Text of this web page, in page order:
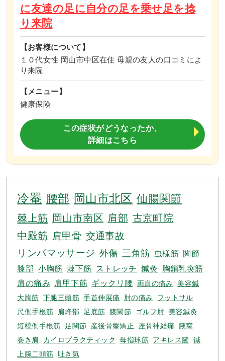
に友達の足に自分の足を乗せ足を捻
り来院
【お客様について】
１０代女性 岡山市中区在住 母親の友人の口コミによ
り来院
【メニュー】
健康保険
この症状がどうなったか、
詳細はこちら
冷罨 腰部 岡山市北区 仙腸関節
棘上筋 岡山市南区 肩部 古京町院
中殿筋 肩甲骨 交通事故
リンパマッサージ 外傷 三角筋 虫様筋 関節
膝部 小胸筋 棘下筋 ストレッチ 鍼灸
胸鎖乳突筋
肩の痛み
肩甲下筋 ギックリ腰 両肩の痛み
美容鍼
大胸筋 下腿三頭筋 手首伸展痛 肘の痛み
フットサル
尺側手根筋
肩峰部 足底筋 膝関節 ゴルフ肘
美容鍼灸
短橈側手根筋
足関節 産後骨盤矯正 座骨神経痛
腋窩
巻き肩
カイロプラクティック 母指球筋 アキレス腱 鍼
上腕二頭筋 吐き気